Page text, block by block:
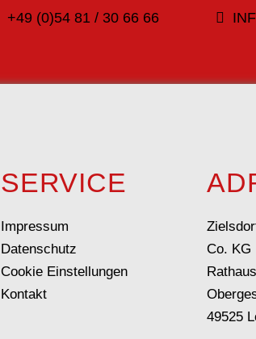
+49 (0)54 81 / 30 66 66
SERVICE
Impressum
Datenschutz
Cookie Einstellungen
Kontakt
Co. KG
49525